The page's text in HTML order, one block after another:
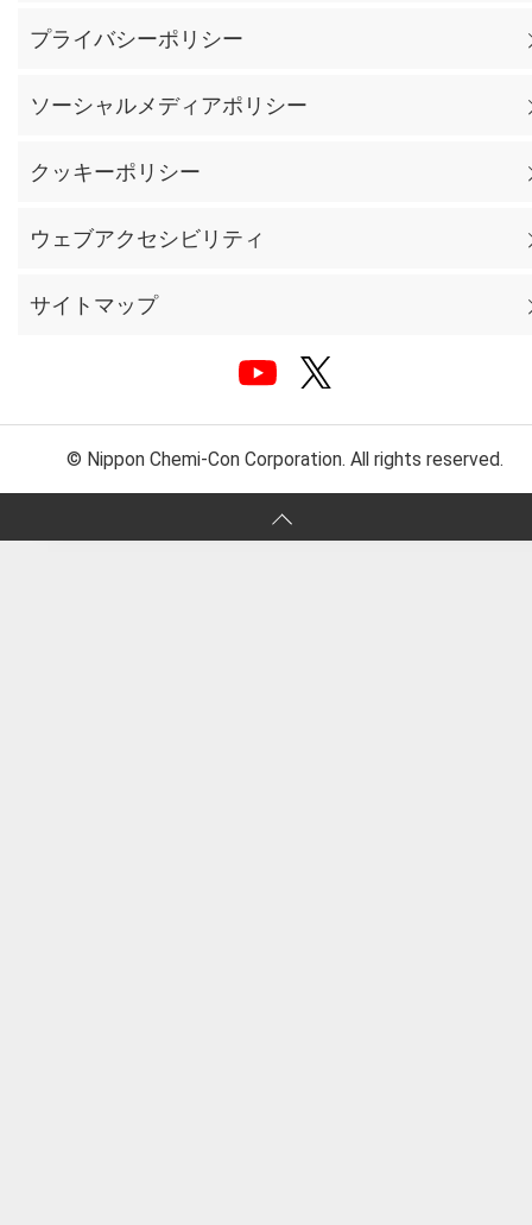
プライバシーポリシー
ソーシャルメディアポリシー
クッキーポリシー
ウェブアクセシビリティ
サイトマップ
© Nippon Chemi-Con Corporation. All rights reserved.